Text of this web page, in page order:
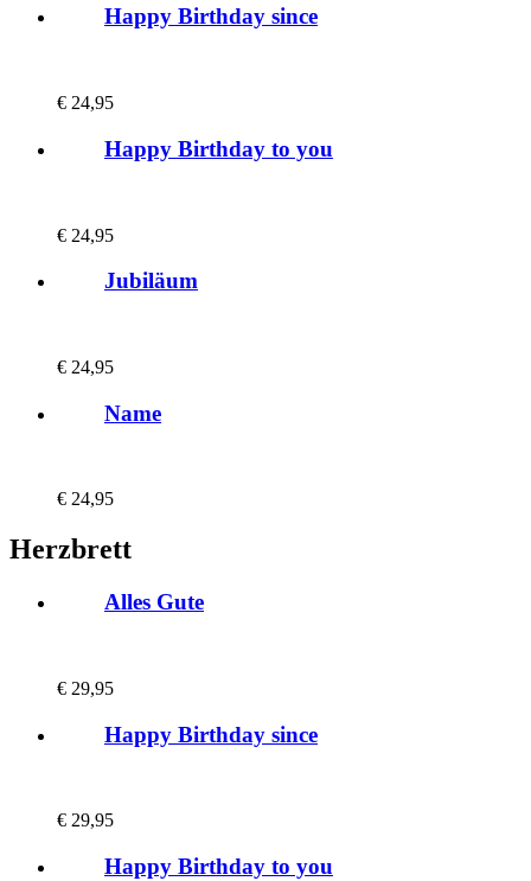
Happy Birthday since
€ 24,95
Happy Birthday to you
€ 24,95
Jubiläum
€ 24,95
Name
€ 24,95
Herzbrett
Alles Gute
€ 29,95
Happy Birthday since
€ 29,95
Happy Birthday to you